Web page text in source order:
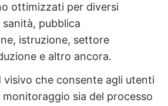
ottimizzati per diversi
pubblica
istruzione, settore
e altro ancora.
visivo che consente agli utenti
sia del processo